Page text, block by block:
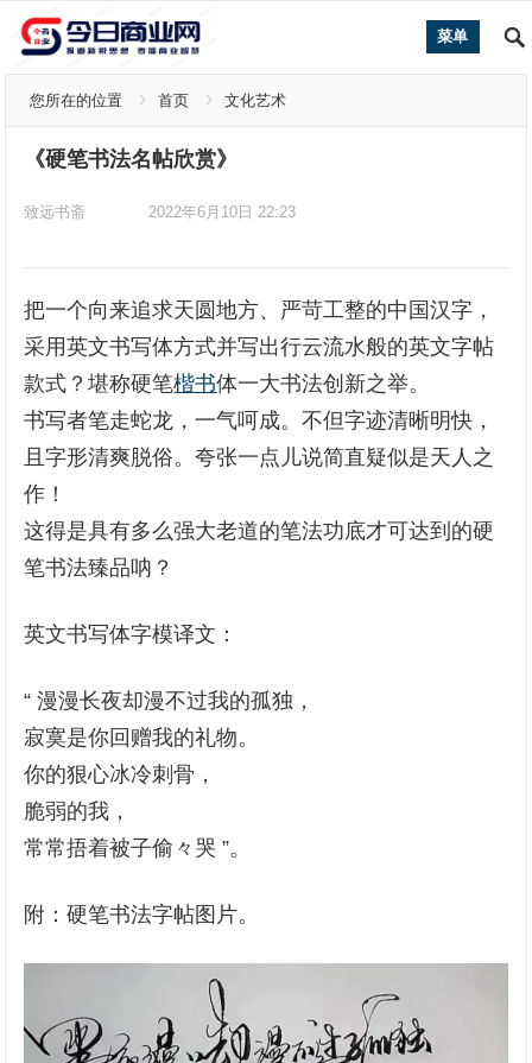
菜单
您所在的位置 首页 文化艺术
《硬笔书法名帖欣赏》
致远书斋 2022年6月10日 22:23
把一个向来追求天圆地方、严苛工整的中国汉字，
采用英文书写体方式并写出行云流水般的英文字帖
款式？堪称硬笔楷书体一大书法创新之举。
书写者笔走蛇龙，一气呵成。不但字迹清晰明快，
且字形清爽脱俗。夸张一点儿说简直疑似是天人之
作！
这得是具有多么强大老道的笔法功底才可达到的硬
笔书法臻品呐？
英文书写体字模译文：
“ 漫漫长夜却漫不过我的孤独，
寂寞是你回赠我的礼物。
你的狠心冰冷刺骨，
脆弱的我，
常常捂着被子偷々哭 ”。
附：硬笔书法字帖图片。